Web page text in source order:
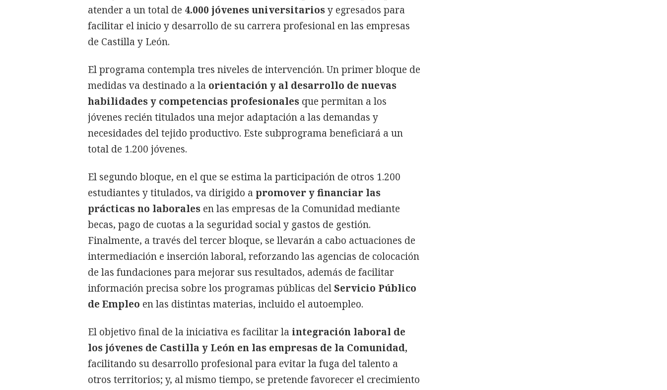
atender a un total de 4.000 jóvenes universitariosy egresados para
facilitar el inicio y desarrollo de su carrera profesional en las empresas
de Castilla y León.
El programa contempla tres niveles de intervención. Un primer bloque de
medidas va destinado a la orientación y al desarrollo de nuevas
habilidades y competencias profesionales que permitan a los
jóvenes recién titulados una mejor adaptación a las demandas y
necesidades del tejido productivo. Este subprograma beneficiará a un
total de 1.200 jóvenes.
El segundo bloque, en el que se estima la participación de otros 1.200
estudiantes y titulados, va dirigido a promover y financiar las
prácticas no laborales en las empresas de la Comunidad mediante
becas, pago de cuotas a la seguridad social y gastos de gestión.
Finalmente, a través del tercer bloque, se llevarán a cabo actuaciones de
intermediación e inserción laboral, reforzando las agencias de colocación
de las fundaciones para mejorar sus resultados, además de facilitar
información precisa sobre los programas públicas delServicio Público
de Empleo en las distintas materias, incluido el autoempleo.
El objetivo final de la iniciativa es facilitar la integración laboral de
los jóvenes de Castilla y León en las empresas de la Comunidad,
facilitando su desarrollo profesional para evitar la fuga del talento a
otros territorios; y, al mismo tiempo, se pretende favorecer el crecimiento